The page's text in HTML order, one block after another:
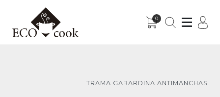
0
TRAMA GABARDINA ANTIMANCHAS